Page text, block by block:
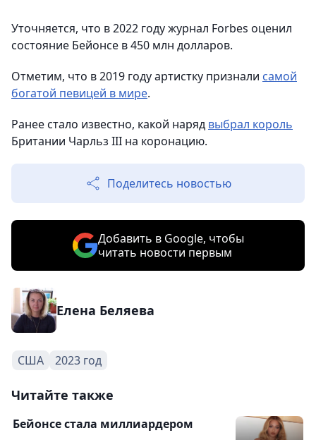
Уточняется, что в 2022 году журнал Forbes оценил
cостояние Бейонсе в 450 млн долларов.
Отметим, что в 2019 году артистку признали самой
богатой певицей в мире.
Ранее стало известно, какой наряд выбрал король
Британии Чарльз III на коронацию.
Поделитесь новостью
Добавить в Google, чтобы
читать новости первым
Елена Беляева
США 2023 год
Читайте также
Бейонсе стала миллиардером